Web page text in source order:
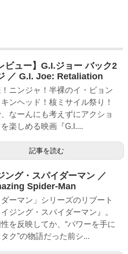
ビュー】G.I.ジョー バック2
／ G.I. Joe: Retaliation
！ニンジャ！半裸のイ・ビョン
ンヘッド！核ミサイル祭り！
なーんにも考えずにアクショ
楽しめる映画『G.I....
記事を読む
ング・スパイダーマン ／
Spider-Man
ダーマン」シリーズのリブート
ジング・スパイダーマン』。
を反映してか、“パワーを手に
ク”の物語だった前シ...